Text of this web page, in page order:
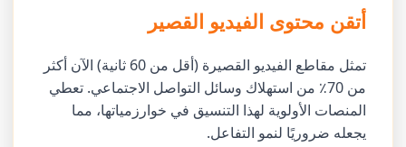
أتقن محتوى الفيديو القصير
تمثل مقاطع الفيديو القصيرة (أقل من 60 ثانية) الآن أكثر
من 70٪ من استهلاك وسائل التواصل الاجتماعي. تعطي
المنصات الأولوية لهذا التنسيق في خوارزمياتها، مما
يجعله ضروريًا لنمو التفاعل.